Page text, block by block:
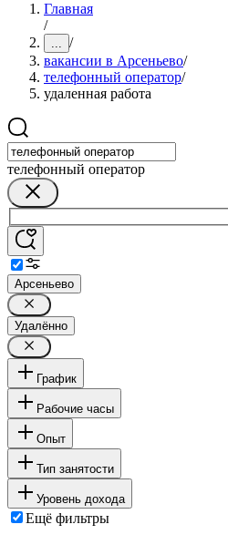
Главная
/
... /
вакансии в Арсеньево/
телефонный оператор/
удаленная работа
телефонный оператор
Арсеньево
Удалённо
График
Рабочие часы
Опыт
Тип занятости
Уровень дохода
Ещё фильтры